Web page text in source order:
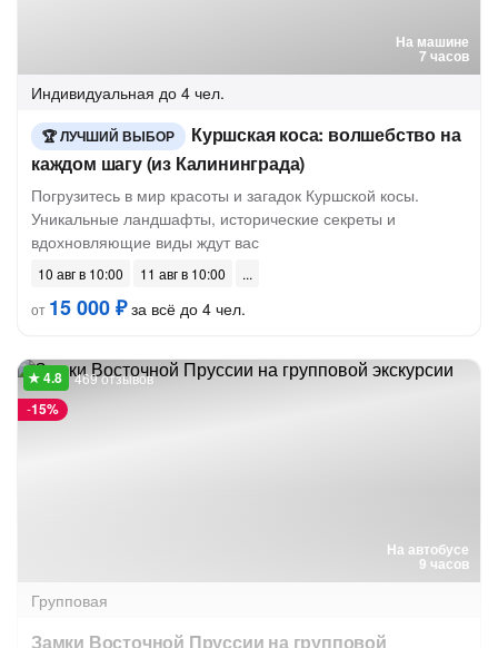
На машине
7 часов
Индивидуальная до 4 чел.
ЛУЧШИЙ ВЫБОР
Куршская коса: волшебство на
каждом шагу (из Калининграда)
Погрузитесь в мир красоты и загадок Куршской косы.
Уникальные ландшафты, исторические секреты и
вдохновляющие виды ждут вас
10 авг в 10:00
11 авг в 10:00
от 15 000 ₽за всё до 4 чел.
На автобусе
9 часов
-15%
469 отзывов
Групповая
Замки Восточной Пруссии на групповой